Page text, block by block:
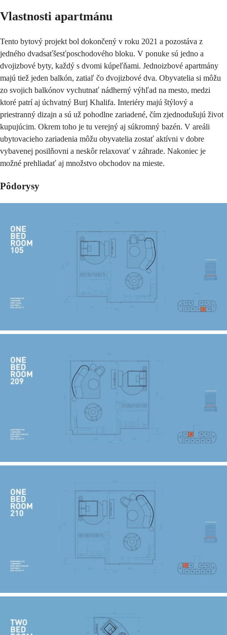
Vlastnosti apartmánu
Tento bytový projekt bol dokončený v roku 2021 a pozostáva z
jedného dvadsaťšesťposchodového bloku. V ponuke sú jedno a
dvojizbové byty, každý s dvomi kúpeľňami. Jednoizbové apartmány
majú tiež jeden balkón, zatiaľ čo dvojizbové dva. Obyvatelia si môžu
zo svojich balkónov vychutnať nádherný výhľad na mesto, medzi
ktoré patrí aj úchvatný Burj Khalifa. Interiéry majú štýlový a
priestranný dizajn a sú už pohodlne zariadené, čím zjednodušujú život
kupujúcim. Okrem toho je tu verejný aj súkromný bazén. V areáli
ubytovacieho zariadenia môžu obyvatelia zostať aktívni v dobre
vybavenej posilňovni a neskôr relaxovať v záhrade. Nakoniec je
možné prehliadať aj množstvo obchodov na mieste.
Pôdorysy